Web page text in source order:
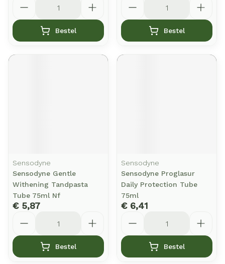
Bestel Bestel
Sensodyne
Sensodyne Gentle
Withening Tandpasta
Tube 75ml Nf
€ 5,87
Bestel
Sensodyne
Sensodyne Proglasur
Daily Protection Tube
75ml
€ 6,41
Bestel